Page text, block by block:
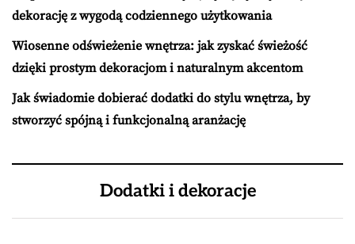
dekorację z wygodą codziennego użytkowania
Wiosenne odświeżenie wnętrza: jak zyskać świeżość
dzięki prostym dekoracjom i naturalnym akcentom
Jak świadomie dobierać dodatki do stylu wnętrza, by
stworzyć spójną i funkcjonalną aranżację
Dodatki i dekoracje